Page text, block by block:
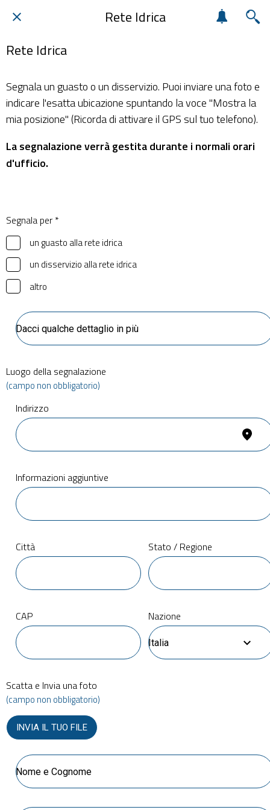
Rete Idrica
Rete Idrica
Segnala un guasto o un disservizio. Puoi inviare una foto e
indicare l'esatta ubicazione spuntando la voce "Mostra la
mia posizione" (Ricorda di attivare il GPS sul tuo telefono).
La segnalazione verrà gestita durante i normali orari
d'ufficio.
Segnala per *
un guasto alla rete idrica
un disservizio alla rete idrica
altro
Luogo della segnalazione
(campo non obbligatorio)
Indirizzo
Informazioni aggiuntive
Città Stato / Regione
CAP Nazione
Italia
Scatta e Invia una foto
(campo non obbligatorio)
INVIA IL TUO FILE